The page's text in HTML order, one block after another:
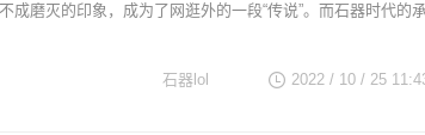
成磨灭的印象，成为了网逛外的一段“传说”。而石器时代的
2022 / 10 / 25
石器lol